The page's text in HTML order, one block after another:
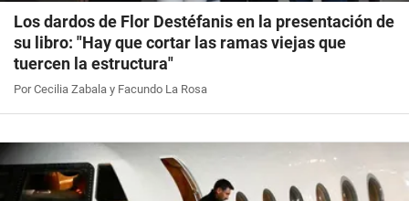
Los dardos de Flor Destéfanis en la presentación de
su libro: "Hay que cortar las ramas viejas que
tuercen la estructura"
Por Cecilia Zabala y Facundo La Rosa